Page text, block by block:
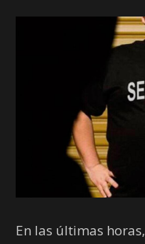
En las últimas horas,